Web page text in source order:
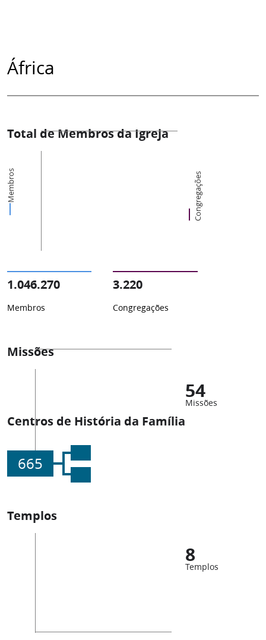
África
Total de Membros da Igreja
Membros Congregações
1.046.270
Membros
3.220
Congregações
Missões
54
Missões
Centros de História da Família
665
Templos
8
Templos